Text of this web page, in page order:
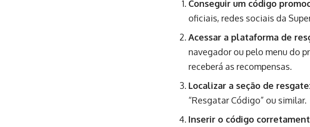
Conseguir um código
oficiais, redes sociais da
Acessar a plataforma de
navegador ou pelo menu do
receberá as recompensas.
Localizar a seção de resgate
“Resgatar Código” ou similar.
Inserir o código